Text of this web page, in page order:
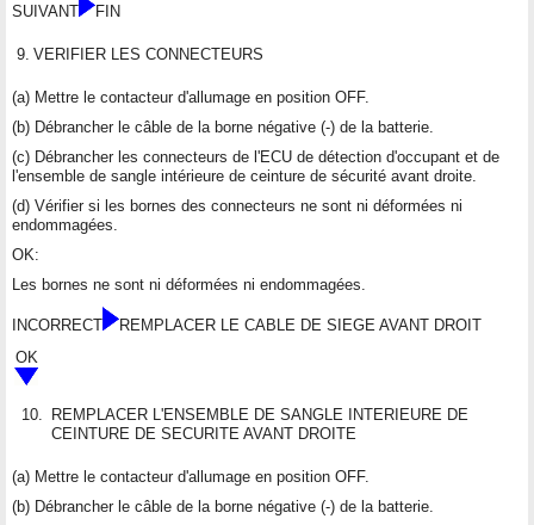
SUIVANT FIN
9. VERIFIER LES CONNECTEURS
(a) Mettre le contacteur d'allumage en position OFF.
(b) Débrancher le câble de la borne négative (-) de la batterie.
(c) Débrancher les connecteurs de l'ECU de détection d'occupant et de
l'ensemble de sangle intérieure de ceinture de sécurité avant droite.
(d) Vérifier si les bornes des connecteurs ne sont ni déformées ni
endommagées.
OK:
Les bornes ne sont ni déformées ni endommagées.
INCORRECT
REMPLACER LE CABLE DE SIEGE AVANT DROIT
OK
10.
REMPLACER L'ENSEMBLE DE SANGLE INTERIEURE DE
CEINTURE DE SECURITE AVANT DROITE
(a) Mettre le contacteur d'allumage en position OFF.
(b) Débrancher le câble de la borne négative (-) de la batterie.